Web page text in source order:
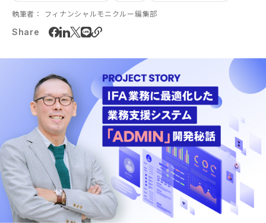
執筆者： フィナンシャルモニクルー編集部
Share